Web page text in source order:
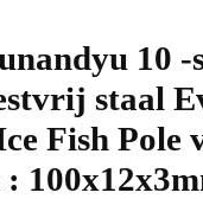
10 -
staal
Fish Pole